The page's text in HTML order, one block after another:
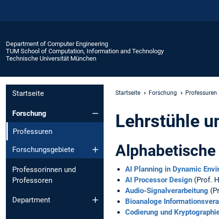
Department of Computer Engineering
TUM School of Computation, Information and Technology
Technische Universität München
Startseite
Forschung
Professuren
Forschungsgebiete
Professorinnen und
Professoren
Department
Startseite Forschung Professuren
Lehrstühle
AI Planning in Dynamic
AI Processor Design (Prof.
Audio-Signalverarbeitung
Bioanaloge
Codierung und